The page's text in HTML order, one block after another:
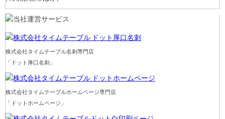
株式会社タイムテーブル名刺専門店
「ドット厚口名刺」
株式会社タイムテーブルホームページ専門店
「ドットホームページ」